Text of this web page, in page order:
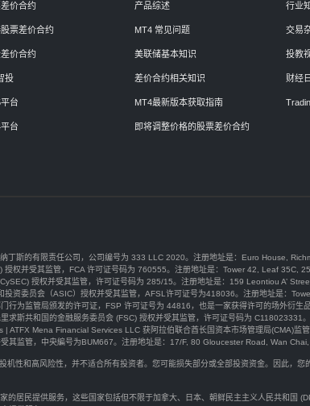
价合约
票差价合约
价合约
投
台
台
产品综述
MT4 常见问题
美联储基本知识
差价合约相关知识
MT4最新版本获取指南
即将调整价格的股票差价合约
行业
交易
投教
财经
丁斯的有限责任公司，公司编号为 333 LLC 2020。注册地址是：Euro House,
授权并受其监管，FCA 许可证号码为 760555。注册地址是：Tower 42, Leaf
授权并受其监管，许可证号码为 285/15。注册地址是：159 Leontiou A’
投资委员会（ASIC）授权并受其监管，AFSL许可证号为418036。注册地址是：
行为监管局颁发的许可证，FSP 许可证号为 44816，也是一家获得许可的场外衍
求斯共和国的金融服务委员会 (FSC) 授权并受其监管，许可证号码为
ATFX Mena Financial Services LLC 获阿拉伯联合酋长国资本市场管理局(CMA)
其监管，中央編号为BUM667。注册地址是：17/F, 80 Gloucester Road, Wan
机性和高风险性，并不适合所有投资者。您可能损失部分或全部投资资金。因此，
的居民提供服务，这些国家包括但不限于加拿大、日本、朝鲜民主主义人民共和国